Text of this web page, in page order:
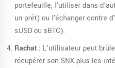
portefeuille, l'utiliser dans
un prêt) ou l'échanger contre
sUSD ou sBTC).
Rachat : L'utilisateur peut
récupérer son SNX plus les